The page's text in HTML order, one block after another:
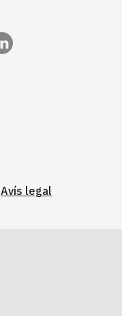
Avís legal